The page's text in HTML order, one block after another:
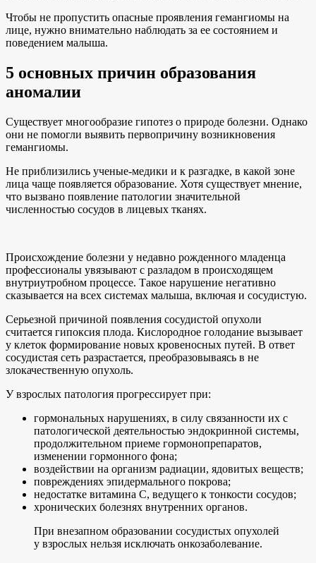
Чтобы не пропустить опасные проявления гемангиомы на
лице, нужно внимательно наблюдать за ее состоянием и
поведением малыша.
5 основных причин образования
аномалии
Существует многообразие гипотез о природе болезни. Однако
они не помогли выявить первопричину возникновения
гемангиомы.
Не приблизились ученые-медики и к разгадке, в какой зоне
лица чаще появляется образование. Хотя существует мнение,
что вызвано появление патологии значительной
численностью сосудов в лицевых тканях.
Происхождение болезни у недавно рожденного младенца
профессионалы увязывают с разладом в происходящем
внутриутробном процессе. Такое нарушение негативно
сказывается на всех системах малыша, включая и сосудистую.
Серьезной причиной появления сосудистой опухоли
считается гипоксия плода. Кислородное голодание вызывает
у клеток формирование новых кровеносных путей. В ответ
сосудистая сеть разрастается, преобразовываясь в не
злокачественную опухоль.
У взрослых патология прогрессирует при:
гормональных нарушениях, в силу связанности их с
патологической деятельностью эндокринной системы,
продолжительном приеме гормонопрепаратов,
изменении гормонного фона;
воздействии на организм радиации, ядовитых веществ;
повреждениях эпидермального покрова;
недостатке витамина С, ведущего к тонкости сосудов;
хронических болезнях внутренних органов.
При внезапном образовании сосудистых опухолей
у взрослых нельзя исключать онкозаболевание.